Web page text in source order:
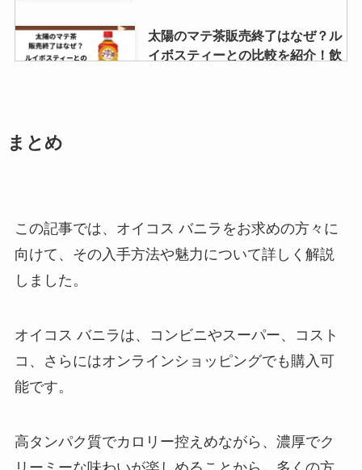
太陽のマテ茶販売終了はなぜ？ル
イボスティーとの比較を紹介！飲
龍の髭お菓子が売ってる場所はど
こ？東京ではどこで買える？実演
トッポギ どこに売ってる?カルデ
ィでの販売は？？
イトメン チャンポンめんの販売地
域はどこ？関東で売ってる？大阪
まとめ
この記事では、オイコス バニラをお求めの方々に
向けて、その入手方法や魅力について詳しく解説
しました。
オイコス バニラは、コンビニやスーパー、コスト
コ、さらにはオンラインショッピングでも購入可
能です。
高タンパク質でカロリー控えめながら、濃厚でク